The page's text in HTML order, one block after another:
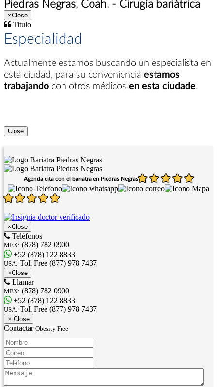
Piedras Negras, Coah. - Cirugía bariátrica
×Close
Titulo
Especialidad
Actualmente estamos buscando un especialista en
esta ciudad, para su conveniencia estamos
trabajando con otros médicos en esta ciudade.
Close
Agenda cita con el bariatra en Piedras Negras
×Close
Teléfonos
MEX: (878) 782 0900
+52 (878) 122 8833
USA: Toll Free (877) 978 7437
×Close
Llamar
MEX: (878) 782 0900
+52 (878) 122 8833
USA: Toll Free (877) 978 7437
× Close
Contactar Obesity Free
Nombre:
Correo:
Teléfono:
Mensaje: